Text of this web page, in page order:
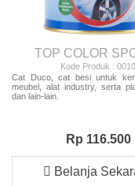
TOP COLOR
Kode Produk :
Cat Duco, cat besi untuk
meubel, alat industry, serta
dan lain-lain.
Rp 116.500
Belanja